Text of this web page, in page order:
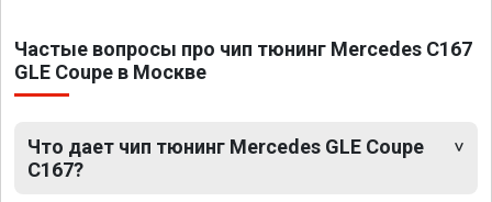
Частые вопросы про чип тюнинг Mercedes C167
GLE Coupe в Москве
Что дает чип тюнинг Mercedes GLE Coupe
C167?